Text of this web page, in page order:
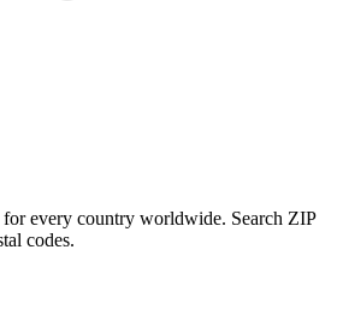
for every country worldwide. Search ZIP
codes.